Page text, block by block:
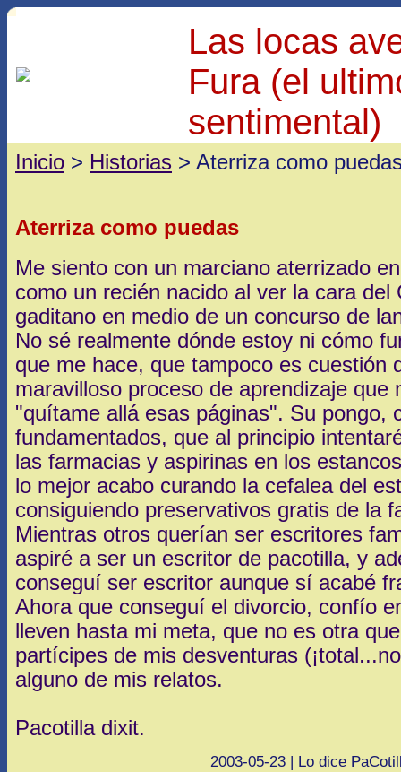
Las locas
Fura (el
sentimental)
Inicio > Historias > Aterriza como
Aterriza como puedas
Me siento con un marciano aterrizado
como un recién nacido al ver la cara del
gaditano en medio de un concurso de
No sé realmente dónde estoy ni cómo
que me hace, que tampoco es cuestión
maravilloso proceso de aprendizaje que
"quítame allá esas páginas". Su pongo,
fundamentados, que al principio
las farmacias y aspirinas en los
lo mejor acabo curando la cefalea del
consiguiendo preservativos gratis de la
Mientras otros querían ser escritores
aspiré a ser un escritor de pacotilla, y
conseguí ser escritor aunque sí acabé
Ahora que conseguí el divorcio, confío
lleven hasta mi meta, que no es otra
partícipes de mis desventuras
alguno de mis relatos.
Pacotilla dixit.
2003-05-23 | Lo dice